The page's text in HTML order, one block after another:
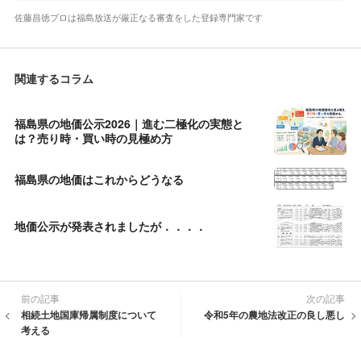
佐藤昌徳プロは福島放送が厳正なる審査をした登録専門家です
関連するコラム
福島県の地価公示2026｜進む二極化の実態と
は？売り時・買い時の見極め方
福島県の地価はこれからどうなる
地価公示が発表されましたが．．．．
前の記事
相続土地国庫帰属制度について
考える
次の記事
令和5年の農地法改正の良し悪し